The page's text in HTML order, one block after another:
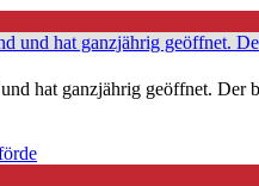
hat ganzjährig geöffnet. Der